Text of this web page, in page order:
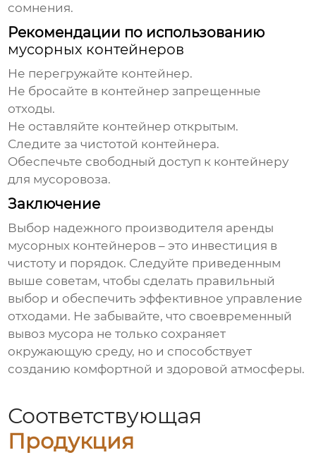
сомнения.
Рекомендации по использованию
мусорных контейнеров
Не перегружайте контейнер.
Не бросайте в контейнер запрещенные
отходы.
Не оставляйте контейнер открытым.
Следите за чистотой контейнера.
Обеспечьте свободный доступ к контейнеру
для мусоровоза.
Заключение
Выбор надежного производителя аренды
мусорных контейнеров – это инвестиция в
чистоту и порядок. Следуйте приведенным
выше советам, чтобы сделать правильный
выбор и обеспечить эффективное управление
отходами. Не забывайте, что своевременный
вывоз мусора не только сохраняет
окружающую среду, но и способствует
созданию комфортной и здоровой атмосферы.
Соответствующая
Продукция